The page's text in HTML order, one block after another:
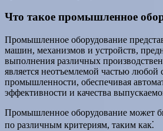
Что такое промышленное
Промышленное оборудование
машин, механизмов и устройств,
выполнения различных
является неотъемлемой частью любой
промышленности, обеспечивая
эффективности и качества
Промышленное оборудование может
по различным критериям, таким как⁚